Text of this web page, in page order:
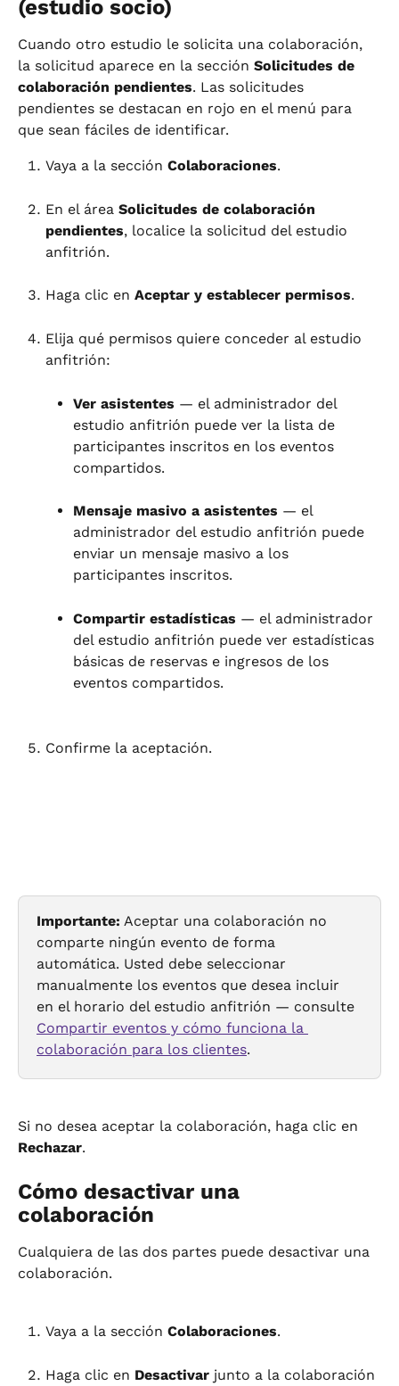
(estudio socio)
Cuando otro estudio le solicita una colaboración,
la solicitud aparece en la sección Solicitudes de
colaboración pendientes. Las solicitudes
pendientes se destacan en rojo en el menú para
que sean fáciles de identificar.
Vaya a la sección Colaboraciones.
En el área Solicitudes de colaboración
pendientes, localice la solicitud del estudio
anfitrión.
Haga clic en Aceptar y establecer permisos.
Elija qué permisos quiere conceder al estudio
anfitrión:
Ver asistentes — el administrador del
estudio anfitrión puede ver la lista de
participantes inscritos en los eventos
compartidos.
Mensaje masivo a asistentes — el
administrador del estudio anfitrión puede
enviar un mensaje masivo a los
participantes inscritos.
Compartir estadísticas — el administrador
del estudio anfitrión puede ver estadísticas
básicas de reservas e ingresos de los
eventos compartidos.
Confirme la aceptación.
Importante: Aceptar una colaboración no
comparte ningún evento de forma
automática. Usted debe seleccionar
manualmente los eventos que desea incluir
en el horario del estudio anfitrión — consulte
Compartir eventos y cómo funciona la
colaboración para los clientes.
Si no desea aceptar la colaboración, haga clic en
Rechazar.
Cómo desactivar una
colaboración
Cualquiera de las dos partes puede desactivar una
colaboración.
Vaya a la sección Colaboraciones.
Haga clic en Desactivar junto a la colaboración